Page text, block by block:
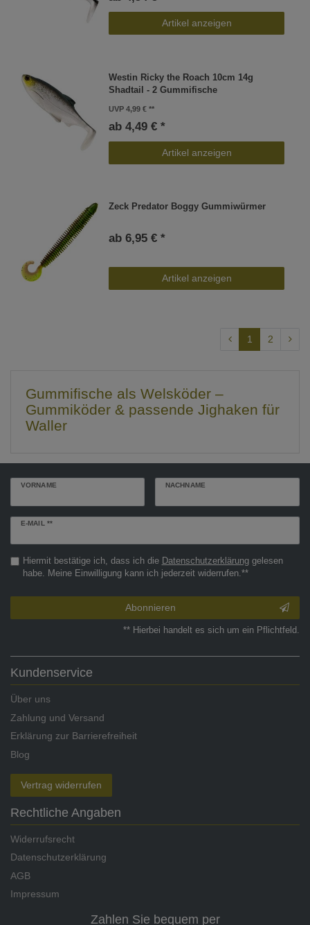
Artikel anzeigen
Westin Ricky the Roach 10cm 14g
Shadtail - 2 Gummifische
UVP 4,99 €
ab 4,49 € *
Artikel anzeigen
Zeck Predator Boggy Gummiwürmer
ab 6,95 € *
Artikel anzeigen
1 2
Gummifische als Welsköder –
Gummiköder & passende Jighaken für
Waller
VORNAME NACHNAME
E-MAIL **
Newsletter
Hiermit bestätige ich, dass ich die Daten­schutz­erklärunggelesen
habe. Meine Einwilligung kann ich jederzeit widerrufen.**
Abonnieren
** Hierbei handelt es sich um ein Pflichtfeld.
Kundenservice
Über uns
Zahlung und Versand
Erklärung zur Barrierefreiheit
Blog
Vertrag widerrufen
Rechtliche Angaben
Widerrufsrecht
Datenschutzerklärung
AGB
Impressum
Zahlen Sie bequem per